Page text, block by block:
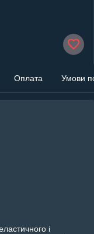
Оплата Умови
і